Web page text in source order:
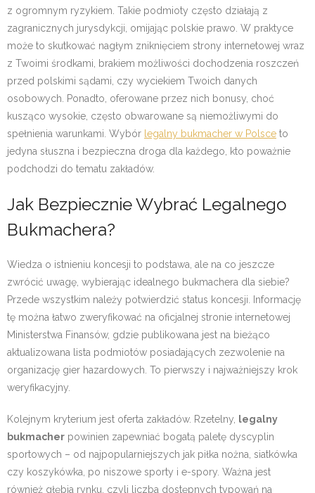
z ogromnym ryzykiem. Takie podmioty często działają z
zagranicznych jurysdykcji, omijając polskie prawo. W praktyce
może to skutkować nagłym zniknięciem strony internetowej wraz
z Twoimi środkami, brakiem możliwości dochodzenia roszczeń
przed polskimi sądami, czy wyciekiem Twoich danych
osobowych. Ponadto, oferowane przez nich bonusy, choć
kusząco wysokie, często obwarowane są niemożliwymi do
spełnienia warunkami. Wybór legalny bukmacher w Polsce to
jedyna słuszna i bezpieczna droga dla każdego, kto poważnie
podchodzi do tematu zakładów.
Jak Bezpiecznie Wybrać Legalnego
Bukmachera?
Wiedza o istnieniu koncesji to podstawa, ale na co jeszcze
zwrócić uwagę, wybierając idealnego bukmachera dla siebie?
Przede wszystkim należy potwierdzić status koncesji. Informację
tę można łatwo zweryfikować na oficjalnej stronie internetowej
Ministerstwa Finansów, gdzie publikowana jest na bieżąco
aktualizowana lista podmiotów posiadających zezwolenie na
organizację gier hazardowych. To pierwszy i najważniejszy krok
weryfikacyjny.
Kolejnym kryterium jest oferta zakładów. Rzetelny, legalny
bukmacher powinien zapewniać bogatą paletę dyscyplin
sportowych – od najpopularniejszych jak piłka nożna, siatkówka
czy koszykówka, po niszowe sporty i e-spory. Ważna jest
również głębia rynku, czyli liczba dostępnych typowań na